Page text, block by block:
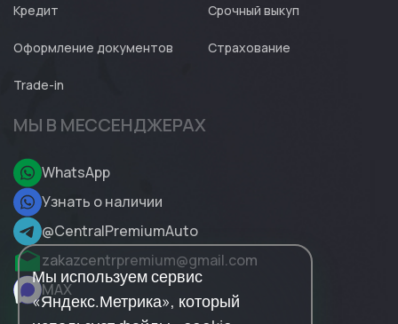
Кредит Срочный выкуп
Оформление документов Страхование
Trade-in
МЫ В МЕССЕНДЖЕРАХ
WhatsApp
Узнать о наличии
@CentralPremiumAuto
zakazcentrpremium@gmail.com
MAX
Мы используем сервис
«Яндекс.Метрика», который